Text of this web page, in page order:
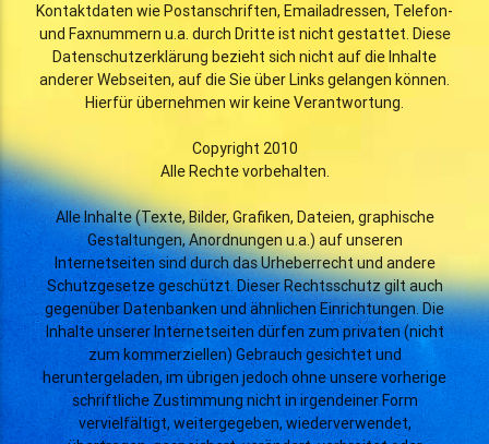
Kontaktdaten wie Postanschriften, Emailadressen, Telefon-
und Faxnummern u.a. durch Dritte ist nicht gestattet. Diese
Datenschutzerklärung bezieht sich nicht auf die Inhalte
anderer Webseiten, auf die Sie über Links gelangen können.
Hierfür übernehmen wir keine Verantwortung.
Copyright 2010
Alle Rechte vorbehalten.
Alle Inhalte (Texte, Bilder, Grafiken, Dateien, graphische
Gestaltungen, Anordnungen u.a.) auf unseren
Internetseiten sind durch das Urheberrecht und andere
Schutzgesetze geschützt. Dieser Rechtsschutz gilt auch
gegenüber Datenbanken und ähnlichen Einrichtungen. Die
Inhalte unserer Internetseiten dürfen zum privaten (nicht
zum kommerziellen) Gebrauch gesichtet und
heruntergeladen, im übrigen jedoch ohne unsere vorherige
schriftliche Zustimmung nicht in irgendeiner Form
vervielfältigt, weitergegeben, wiederverwendet,